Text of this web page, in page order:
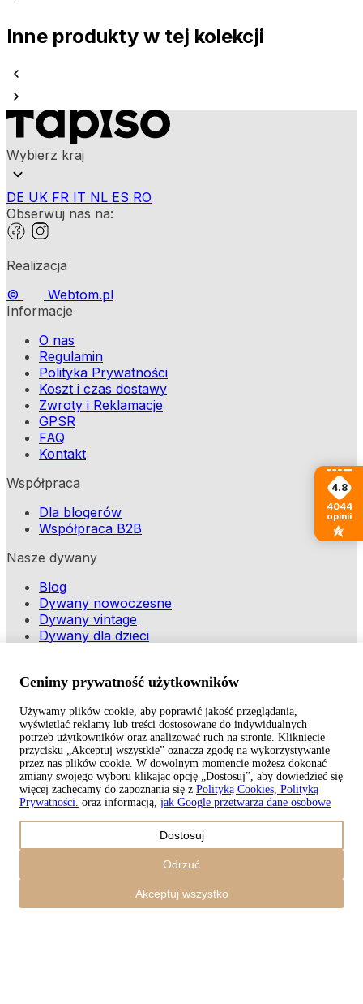
Inne produkty w tej kolekcji
Wybierz kraj
DE UK FR IT NL ES RO
Obserwuj nas na:
Realizacja
©
Webtom.pl
Informacje
O nas
Regulamin
Polityka Prywatności
Koszt i czas dostawy
Zwroty i Reklamacje
GPSR
FAQ
Kontakt
Współpraca
Dla blogerów
Współpraca B2B
Nasze dywany
Blog
Dywany nowoczesne
Dywany vintage
Dywany dla dzieci
Copyright © 2026 TAPISO
4.8
4044
opinii
Cenimy prywatność użytkowników
Używamy plików cookie, aby poprawić jakość przeglądania,
wyświetlać reklamy lub treści dostosowane do indywidualnych
potrzeb użytkowników oraz analizować ruch na stronie. Kliknięcie
przycisku „Akceptuj wszystkie” oznacza zgodę na wykorzystywanie
przez nas plików cookie. W dowolnym momencie możesz dokonać
zmiany swojego wyboru klikając opcję „Dostosuj”, aby dowiedzieć się
więcej zachęcamy do zapoznania się z Polityką Cookies, Polityką
Prywatności. oraz informacją, jak Google przetwarza dane osobowe
Dostosuj
Odrzuć
Akceptuj wszystko
Koszyk
0,00zł
0,00
Kontynuuj zakupy